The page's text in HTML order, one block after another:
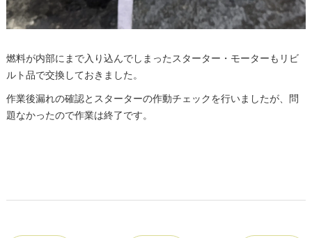
燃料が内部にまで入り込んでしまったスターター・モーターもリビ
ルト品で交換しておきました。
作業後漏れの確認とスターターの作動チェックを行いましたが、問
題なかったので作業は終了です。